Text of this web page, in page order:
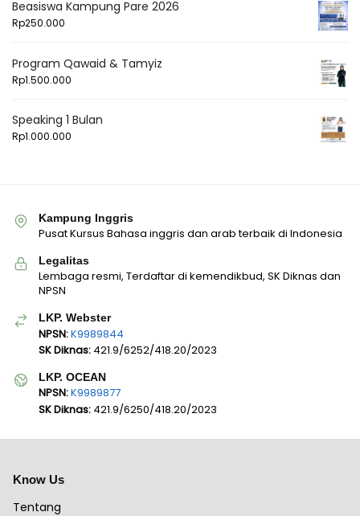
Beasiswa Kampung Pare 2026
Rp250.000
Program Qawaid & Tamyiz
Rp1.500.000
Speaking 1 Bulan
Rp1.000.000
Kampung Inggris
Pusat Kursus Bahasa inggris dan arab terbaik di Indonesia
Legalitas
Lembaga resmi, Terdaftar di kemendikbud, SK Diknas dan
NPSN
LKP. Webster
NPSN:K9989844
SK Diknas: 421.9/6252/418.20/2023
LKP. OCEAN
NPSN:K9989877
SK Diknas: 421.9/6250/418.20/2023
Know Us
Tentang